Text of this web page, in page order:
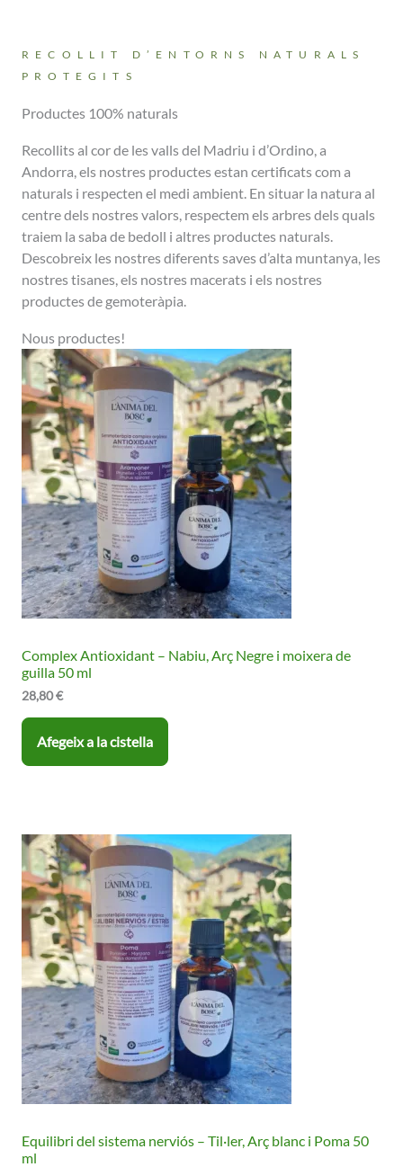
RECOLLIT D’ENTORNS NATURALS
PROTEGITS
Productes 100% naturals
Recollits al cor de les valls del Madriu i d’Ordino, a
Andorra, els nostres productes estan certificats com a
naturals i respecten el medi ambient. En situar la natura al
centre dels nostres valors, respectem els arbres dels quals
traiem la saba de bedoll i altres productes naturals.
Descobreix les nostres diferents saves d’alta muntanya, les
nostres tisanes, els nostres macerats i els nostres
productes de gemoteràpia.
Nous productes!
Complex Antioxidant – Nabiu, Arç Negre i moixera de
guilla 50 ml
28,80€
Afegeix a la cistella
Equilibri del sistema nerviós – Til·ler, Arç blanc i Poma 50
ml